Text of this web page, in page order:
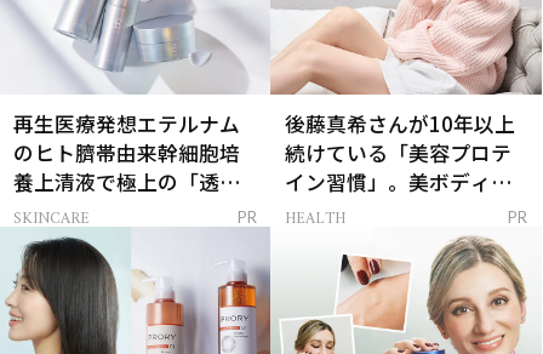
再生医療発想エテルナム
のヒト臍帯由来幹細胞培
養上清液で極上の「透明
感ハリ肌」へ
SKINCARE PR
後藤真希さんが10年以上
続けている「美容プロテ
イン習慣」。美ボディを
支える朝ルーティンと
HEALTH PR